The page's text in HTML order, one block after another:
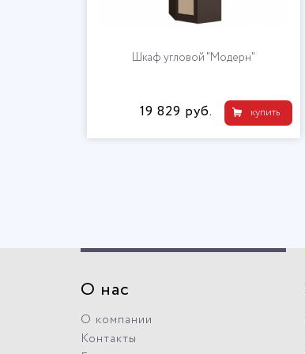
Шкаф угловой "Модерн"
купить
19 829 руб.
О нас
О компании
Контакты